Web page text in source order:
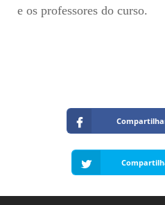
e os professores do curso.